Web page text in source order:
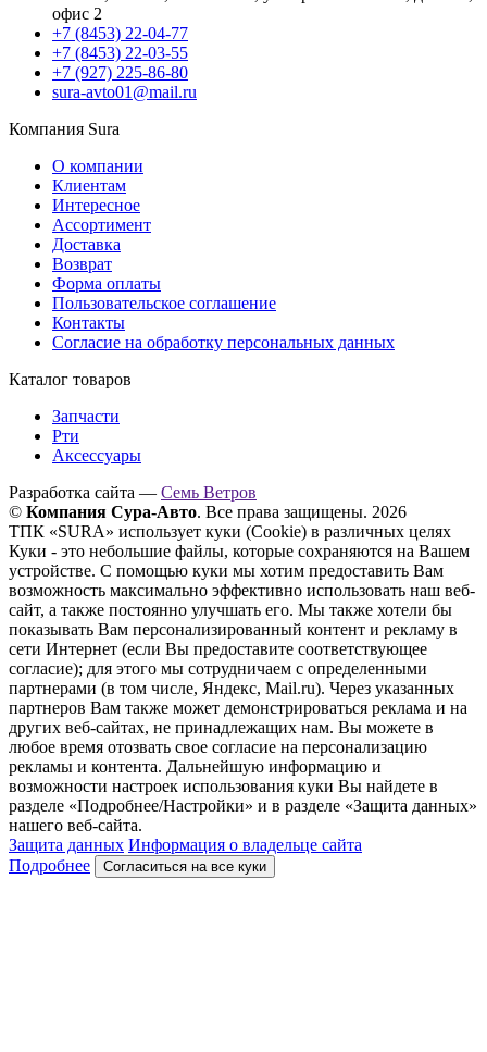
офис 2
+7 (8453) 22-04-77
+7 (8453) 22-03-55
+7 (927) 225-86-80
sura-avto01@mail.ru
Компания Sura
О компании
Клиентам
Интересное
Ассортимент
Доставка
Возврат
Форма оплаты
Пользовательское соглашение
Контакты
Согласие на обработку персональных данных
Каталог товаров
Запчасти
Рти
Аксессуары
Разработка сайта — Семь Ветров
© Компания Сура-Авто. Все права защищены. 2026
ТПК «SURA» использует куки (Cookie) в различных целях
Куки - это небольшие файлы, которые сохраняются на Вашем
устройстве. С помощью куки мы хотим предоставить Вам
возможность максимально эффективно использовать наш веб-
сайт, а также постоянно улучшать его. Мы также хотели бы
показывать Вам персонализированный контент и рекламу в
сети Интернет (если Вы предоставите соответствующее
согласие); для этого мы сотрудничаем с определенными
партнерами (в том числе, Яндекс, Mail.ru). Через указанных
партнеров Вам также может демонстрироваться реклама и на
других веб-сайтах, не принадлежащих нам. Вы можете в
любое время отозвать свое согласие на персонализацию
рекламы и контента. Дальнейшую информацию и
возможности настроек использования куки Вы найдете в
разделе «Подробнее/Настройки» и в разделе «Защита данных»
нашего веб-сайта.
Защита данных Информация о владельце сайта
Подробнее
Согласиться на все куки